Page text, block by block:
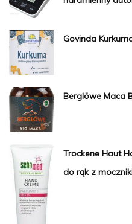
Govinda
Berglöwe Maca
Trockene Haut
do rąk z